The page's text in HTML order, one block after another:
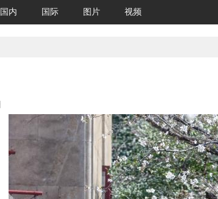
国内 国际 图片 视频